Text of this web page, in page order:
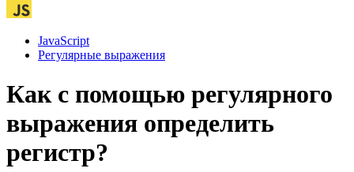
JavaScript
Регулярные выражения
Как с помощью регулярного
выражения определить
регистр?